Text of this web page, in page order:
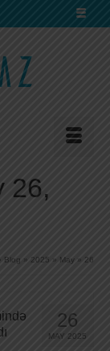
26,
Blog » 2025 » May » 26
26
MAY 2025